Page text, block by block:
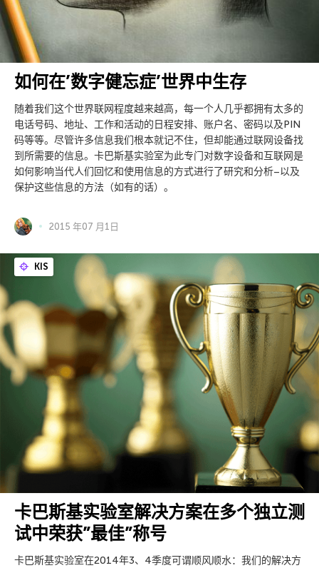
如何在’数字健忘症’世界中生存
随着我们这个世界联网程度越来越高，每一个人几乎都拥有太多的
电话号码、地址、工作和活动的日程安排、账户名、密码以及PIN
码等等。尽管许多信息我们根本就记不住，但却能通过联网设备找
到所需要的信息。卡巴斯基实验室为此专门对数字设备和互联网是
如何影响当代人们回忆和使用信息的方式进行了研究和分析–以及
保护这些信息的方法（如有的话）。
2015 年07 月1日
KIS
卡巴斯基实验室解决方案在多个独立测
试中荣获”最佳”称号
卡巴斯基实验室在2014年3、4季度可谓顺风顺水：我们的解决方